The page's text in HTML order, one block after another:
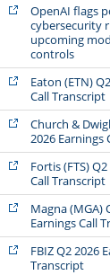
OpenAI flags
cybersecurity
upcoming
controls
Eaton (ETN)
Call Transcript
Church &
2026 Earnings
Fortis (FTS)
Call Transcript
Magna (MGA)
Earnings Call
FBIZ Q2 2026
Transcript